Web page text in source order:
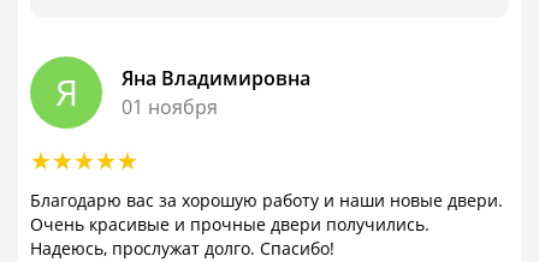
Я
Яна Владимировна
01 ноября
Благодарю вас за хорошую работу и наши новые двери.
Очень красивые и прочные двери получились.
Надеюсь, прослужат долго. Спасибо!